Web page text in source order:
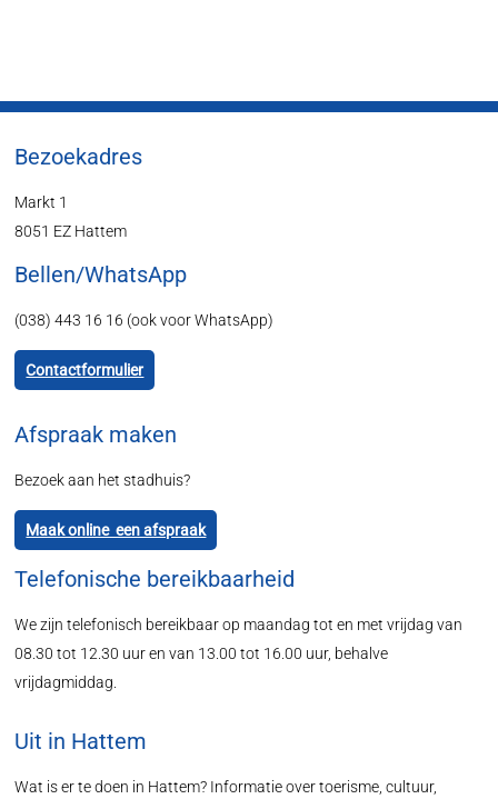
Bezoekadres
Markt 1
8051 EZ Hattem
Bellen/WhatsApp
(038) 443 16 16 (ook voor WhatsApp)
Contactformulier
Afspraak maken
Bezoek aan het stadhuis?
Maak online een afspraak
Telefonische bereikbaarheid
We zijn telefonisch bereikbaar op maandag tot en met vrijdag van
08.30 tot 12.30 uur en van 13.00 tot 16.00 uur, behalve
vrijdagmiddag.
Uit in Hattem
Wat is er te doen in Hattem? Informatie over toerisme, cultuur,